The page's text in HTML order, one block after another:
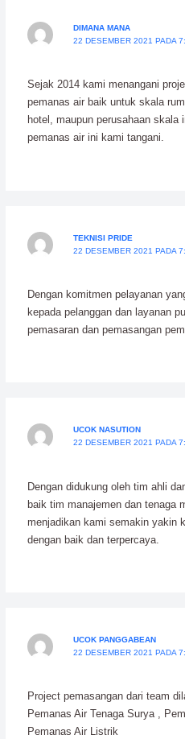
DIMANA MANA
22 DESEMBER 2021 PADA
Sejak 2014 kami menangani
pemanas air baik untuk skala
hotel, maupun perusahaan skala
pemanas air ini kami tangani.
TEKNISI PRIDE
22 DESEMBER 2021 PADA
Dengan komitmen pelayanan
kepada pelanggan dan layanan
pemasaran dan pemasangan
UCOK NASUTION
22 DESEMBER 2021 PADA
Dengan didukung oleh tim ahli
baik tim manajemen dan tenaga
menjadikan kami semakin yakin
dengan baik dan terpercaya.
UCOK PANGGABEAN
22 DESEMBER 2021 PADA
Project pemasangan dari team
Pemanas Air Tenaga Surya ,
Pemanas Air Listrik